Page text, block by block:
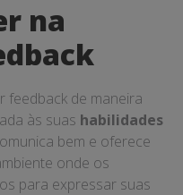
na
feedback de maneira
às suas habilidades
bem e oferece
onde os
para expressar suas